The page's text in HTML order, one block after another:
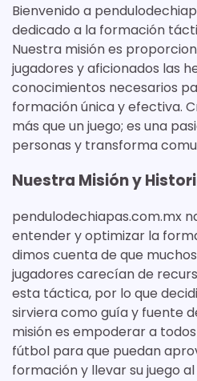
Bienvenido a
dedicado a la formación
Nuestra misión es
jugadores y aficionados las
conocimientos necesarios
formación única y efectiva.
más que un juego; es una
personas y transforma
Nuestra Misión y
pendulodechiapas.com.mx
entender y optimizar la
dimos cuenta de que
jugadores carecían de
esta táctica, por lo que
sirviera como guía y fuente
misión es empoderar a
fútbol para que puedan
formación y llevar su juego